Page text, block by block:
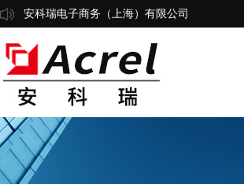
安科瑞电子商务（上海）有限公司